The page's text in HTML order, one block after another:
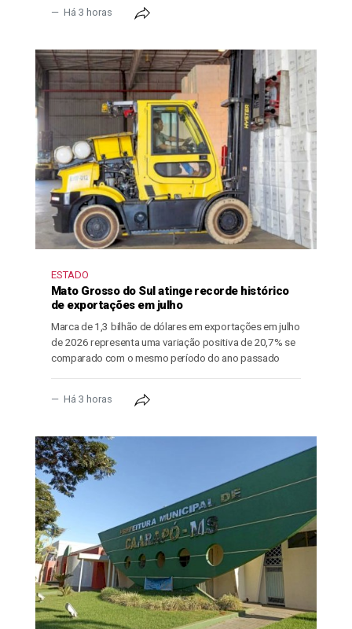
Há 3 horas
ESTADO
Mato Grosso do Sul atinge recorde histórico
de exportações em julho
Marca de 1,3 bilhão de dólares em exportações em julho
de 2026 representa uma variação positiva de 20,7% se
comparado com o mesmo período do ano passado
Há 3 horas